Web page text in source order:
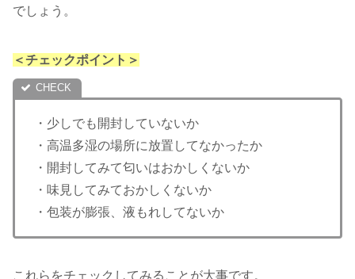
でしょう。
＜チェックポイント＞
・少しでも開封していないか
・高温多湿の場所に放置してなかったか
・開封してみて匂いはおかしくないか
・味見してみておかしくないか
・包装が膨張、液もれしてないか
これらをチェックしてみることが大事です。